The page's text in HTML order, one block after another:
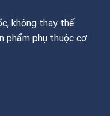
không thay thế
phẩm phụ thuộc cơ